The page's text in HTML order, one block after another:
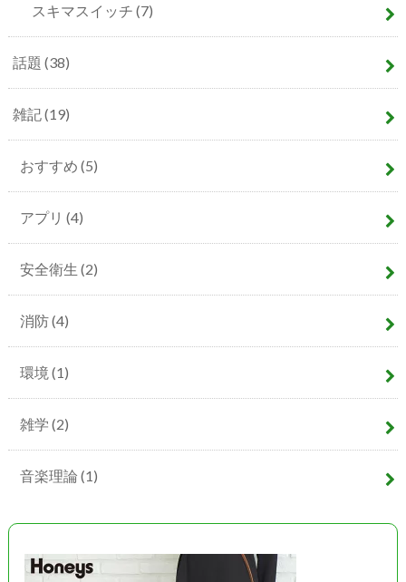
スキマスイッチ (7)
話題 (38)
雑記(19)
おすすめ (5)
アプリ (4)
安全衛生 (2)
消防(4)
環境 (1)
雑学 (2)
音楽理論 (1)